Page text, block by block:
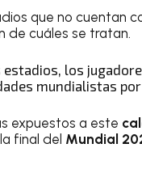
que no cuentan
de cuáles se tratan.
estadios, los
mundialistas
expuestos a este
final del Mundial